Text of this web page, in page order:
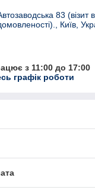
83 (візит
Київ,
з 11:00 до 17:00
графік роботи